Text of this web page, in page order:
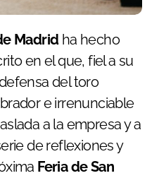
Madridha hecho
en el que, fiel a su
del toro
e irrenunciable
a la empresa y a
de reflexiones y
Feria de San